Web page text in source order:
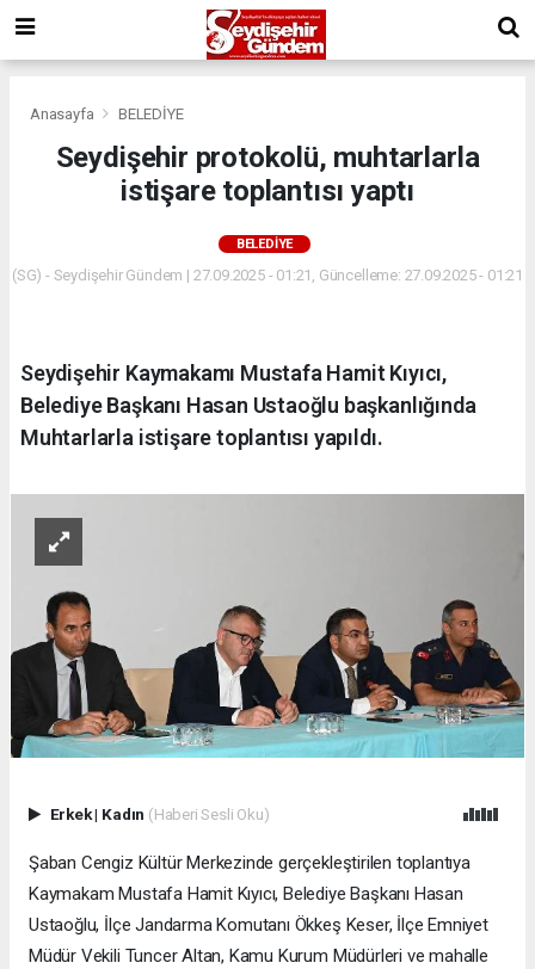
Anasayfa BELEDİYE
Seydişehir protokolü, muhtarlarla
istişare toplantısı yaptı
BELEDİYE
(SG) - Seydişehir Gündem | 27.09.2025 - 01:21, Güncelleme: 27.09.2025 - 01:21
Seydişehir Kaymakamı Mustafa Hamit Kıyıcı,
Belediye Başkanı Hasan Ustaoğlu başkanlığında
Muhtarlarla istişare toplantısı yapıldı.
Erkek| Kadın (Haberi Sesli Oku)
Şaban Cengiz Kültür Merkezinde gerçekleştirilen toplantıya
Kaymakam Mustafa Hamit Kıyıcı, Belediye Başkanı Hasan
Ustaoğlu, İlçe Jandarma Komutanı Ökkeş Keser, İlçe Emniyet
Müdür Vekili Tuncer Altan, Kamu Kurum Müdürleri ve mahalle